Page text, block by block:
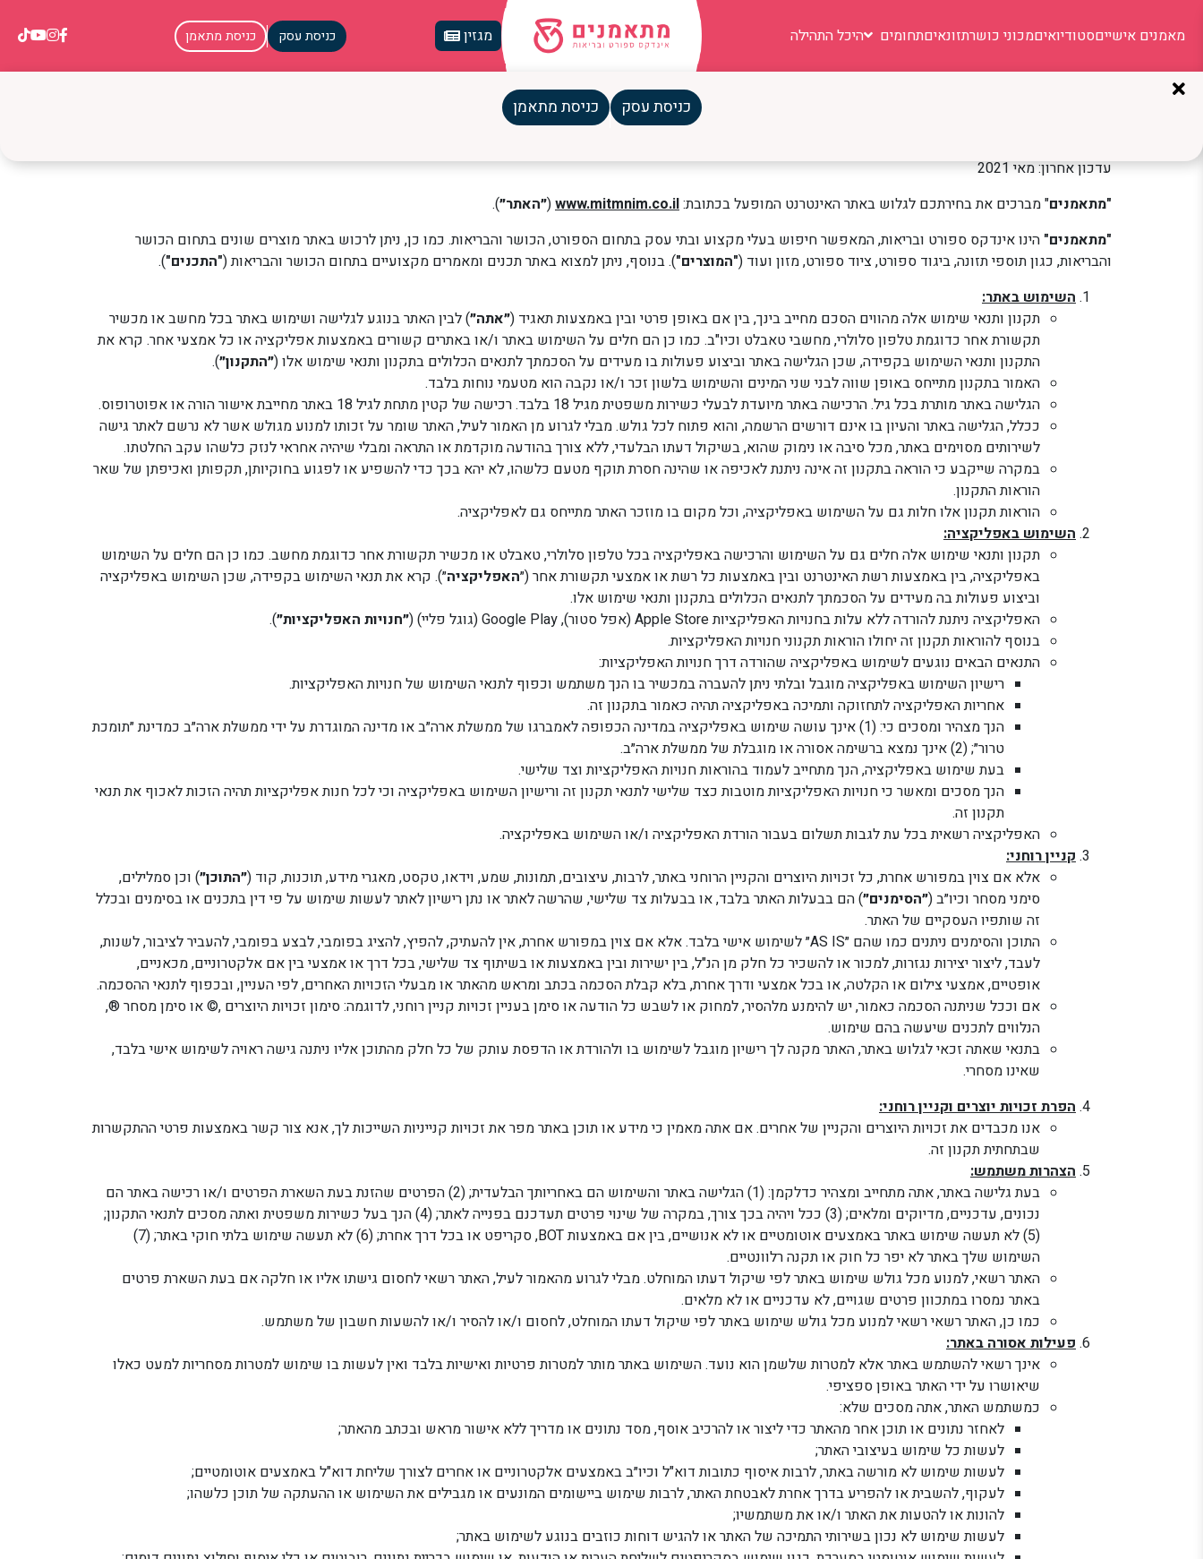
מאמנים אישייםסטודיואיםמכוני כושרתזונאיםתחומים היכל התהילה מגזין כניסת עסק כניסת מתאמן
כניסת עסק כניסת מתאמן
עדכון אחרון: מאי 2021
"מתאמנים" מברכים את בחירתכם לגלוש באתר האינטרנט המופעל בכתובת:www.mitmnim.co.il
(״האתר״).
"מתאמנים" הינו אינדקס ספורט ובריאות, המאפשר חיפוש בעלי מקצוע ובתי עסק בתחום הספורט, הכושר והבריאות. כמו כן, ניתן לרכוש באתר מוצרים שונים בתחום הכושר
והבריאות, כגון תוספי תזונה, ביגוד ספורט, ציוד ספורט, מזון ועוד ("המוצרים"). בנוסף, ניתן למצוא באתר תכנים ומאמרים מקצועיים בתחום הכושר והבריאות ("התכנים").
השימוש באתר:
תקנון ותנאי שימוש אלה מהווים הסכם מחייב בינך, בין אם באופן פרטי ובין באמצעות תאגיד (״אתה״) לבין האתר בנוגע לגלישה ושימוש באתר בכל מחשב או מכשיר
תקשורת אחר כדוגמת טלפון סלולרי, מחשבי טאבלט וכיו"ב. כמו כן הם חלים על השימוש באתר ו/או באתרים קשורים באמצעות אפליקציה או כל אמצעי אחר. קרא את
התקנון ותנאי השימוש בקפידה, שכן הגלישה באתר וביצוע פעולות בו מעידים על הסכמתך לתנאים הכלולים בתקנון ותנאי שימוש אלו (״התקנון״).
האמור בתקנון מתייחס באופן שווה לבני שני המינים והשימוש בלשון זכר ו/או נקבה הוא מטעמי נוחות בלבד.
הגלישה באתר מותרת בכל גיל. הרכישה באתר מיועדת לבעלי כשירות משפטית מגיל 18 בלבד. רכישה של קטין מתחת לגיל 18 באתר מחייבת אישור הורה או אפוטרופוס.
ככלל, הגלישה באתר והעיון בו אינם דורשים הרשמה, והוא פתוח לכל גולש. מבלי לגרוע מן האמור לעיל, האתר שומר על זכותו למנוע מגולש אשר לא נרשם לאתר גישה
לשירותים מסוימים באתר, מכל סיבה או נימוק שהוא, בשיקול דעתו הבלעדי, ללא צורך בהודעה מוקדמת או התראה ומבלי שיהיה אחראי לנזק כלשהו עקב החלטתו.
במקרה שייקבע כי הוראה בתקנון זה אינה ניתנת לאכיפה או שהינה חסרת תוקף מטעם כלשהו, לא יהא בכך כדי להשפיע או לפגוע בחוקיותן, תקפותן ואכיפתן של שאר
הוראות התקנון.
הוראות תקנון אלו חלות גם על השימוש באפליקציה, וכל מקום בו מוזכר האתר מתייחס גם לאפליקציה.
השימוש באפליקציה:
תקנון ותנאי שימוש אלה חלים גם על השימוש והרכישה באפליקציה בכל טלפון סלולרי, טאבלט או מכשיר תקשורת אחר כדוגמת מחשב. כמו כן הם חלים על השימוש
באפליקציה, בין באמצעות רשת האינטרנט ובין באמצעות כל רשת או אמצעי תקשורת אחר (״האפליקציה״). קרא את תנאי השימוש בקפידה, שכן השימוש באפליקציה
וביצוע פעולות בה מעידים על הסכמתך לתנאים הכלולים בתקנון ותנאי שימוש אלו.
האפליקציה ניתנת להורדה ללא עלות בחנויות האפליקציות Apple Store (אפל סטור), Google Play (גוגל פליי) (
״חנויות האפליקציות״).
בנוסף להוראות תקנון זה יחולו הוראות תקנוני חנויות האפליקציות.
התנאים הבאים נוגעים לשימוש באפליקציה שהורדה דרך חנויות האפליקציות:
רישיון השימוש באפליקציה מוגבל ובלתי ניתן להעברה במכשיר בו הנך משתמש וכפוף לתנאי השימוש של חנויות האפליקציות.
אחריות האפליקציה לתחזוקה ותמיכה באפליקציה תהיה כאמור בתקנון זה.
הנך מצהיר ומסכים כי: (1) אינך עושה שימוש באפליקציה במדינה הכפופה לאמברגו של ממשלת ארה״ב או מדינה המוגדרת על ידי ממשלת ארה״ב כמדינת ״תומכת
טרור״; (2) אינך נמצא ברשימה אסורה או מוגבלת של ממשלת ארה״ב.
בעת שימוש באפליקציה, הנך מתחייב לעמוד בהוראות חנויות האפליקציות וצד שלישי.
הנך מסכים ומאשר כי חנויות האפליקציות מוטבות כצד שלישי לתנאי תקנון זה ורישיון השימוש באפליקציה וכי לכל חנות אפליקציות תהיה הזכות לאכוף את תנאי
תקנון זה.
האפליקציה רשאית בכל עת לגבות תשלום בעבור הורדת האפליקציה ו/או השימוש באפליקציה.
קניין רוחני:
אלא אם צוין במפורש אחרת, כל זכויות היוצרים והקניין הרוחני באתר, לרבות, עיצובים, תמונות, שמע, וידאו, טקסט, מאגרי מידע, תוכנות, קוד (״התוכן״) וכן סמלילים,
סימני מסחר וכיו״ב (״הסימנים״) הם בבעלות האתר בלבד, או בבעלות צד שלישי, שהרשה לאתר או נתן רישיון לאתר לעשות שימוש על פי דין בתכנים או בסימנים ובכלל
זה שותפיו העסקיים של האתר.
התוכן והסימנים ניתנים כמו שהם ״AS IS״ לשימוש אישי בלבד. אלא אם צוין במפורש אחרת, אין להעתיק, להפיץ, להציג בפומבי, לבצע בפומבי, להעביר לציבור, לשנות,
לעבד, ליצור יצירות נגזרות, למכור או להשכיר כל חלק מן הנ"ל, בין ישירות ובין באמצעות או בשיתוף צד שלישי, בכל דרך או אמצעי בין אם אלקטרוניים, מכאניים,
אופטיים, אמצעי צילום או הקלטה, או בכל אמצעי ודרך אחרת, בלא קבלת הסכמה בכתב ומראש מהאתר או מבעלי הזכויות האחרים, לפי העניין, ובכפוף לתנאי ההסכמה.
אם וככל שניתנה הסכמה כאמור, יש להימנע מלהסיר, למחוק או לשבש כל הודעה או סימן בעניין זכויות קניין רוחני, לדוגמה: סימון זכויות היוצרים ,© או סימן מסחר ®,
הנלווים לתכנים שיעשה בהם שימוש.
בתנאי שאתה זכאי לגלוש באתר, האתר מקנה לך רישיון מוגבל לשימוש בו ולהורדת או הדפסת עותק של כל חלק מהתוכן אליו ניתנה גישה ראויה לשימוש אישי בלבד,
שאינו מסחרי.
הפרת זכויות יוצרים וקניין רוחני:
אנו מכבדים את זכויות היוצרים והקניין של אחרים. אם אתה מאמין כי מידע או תוכן באתר מפר את זכויות קנייניות השייכות לך, אנא צור קשר באמצעות פרטי ההתקשרות
שבתחתית תקנון זה.
הצהרות משתמש:
בעת גלישה באתר, אתה מתחייב ומצהיר כדלקמן: (1) הגלישה באתר והשימוש הם באחריותך הבלעדית; (2) הפרטים שהזנת בעת השארת הפרטים ו/או רכישה באתר הם
נכונים, עדכניים, מדיוקים ומלאים; (3) ככל ויהיה בכך צורך, במקרה של שינוי פרטים תעדכנם בפנייה לאתר; (4) הנך בעל כשירות משפטית ואתה מסכים לתנאי התקנון;
(5) לא תעשה שימוש באתר באמצעים אוטומטיים או לא אנושיים, בין אם באמצעות BOT, סקריפט או בכל דרך אחרת; (6) לא תעשה שימוש בלתי חוקי באתר; (7)
השימוש שלך באתר לא יפר כל חוק או תקנה רלוונטיים.
האתר רשאי, למנוע מכל גולש שימוש באתר לפי שיקול דעתו המוחלט. מבלי לגרוע מהאמור לעיל, האתר רשאי לחסום גישתו אליו או חלקה אם בעת השארת פרטים
באתר נמסרו במתכוון פרטים שגויים, לא עדכניים או לא מלאים.
כמו כן, האתר רשאי רשאי למנוע מכל גולש שימוש באתר לפי שיקול דעתו המוחלט, לחסום ו/או להסיר ו/או להשעות חשבון של משתמש.
פעילות אסורה באתר:
אינך רשאי להשתמש באתר אלא למטרות שלשמן הוא נועד. השימוש באתר מותר למטרות פרטיות ואישיות בלבד ואין לעשות בו שימוש למטרות מסחריות למעט כאלו
שיאושרו על ידי האתר באופן ספציפי.
כמשתמש האתר, אתה מסכים שלא:
לאחזר נתונים או תוכן אחר מהאתר כדי ליצור או להרכיב אוסף, מסד נתונים או מדריך ללא אישור מראש ובכתב מהאתר;
לעשות כל שימוש בעיצובי האתר;
לעשות שימוש לא מורשה באתר, לרבות איסוף כתובות דוא"ל וכיו״ב באמצעים אלקטרוניים או אחרים לצורך שליחת דוא"ל באמצעים אוטומטיים;
לעקוף, להשבית או להפריע בדרך אחרת לאבטחת האתר, לרבות שימוש ביישומים המונעים או מגבילים את השימוש או ההעתקה של תוכן כלשהו;
להונות או להטעות את האתר ו/או את משתמשיו;
לעשות שימוש לא נכון בשירותי התמיכה של האתר או להגיש דוחות כוזבים בנוגע לשימוש באתר;